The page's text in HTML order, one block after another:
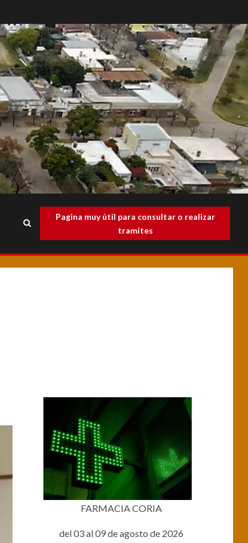
Pagina muy útil para consultar o realizar
tramites
FARMACIA CORIA
del 03 al 09 de agosto de 2026